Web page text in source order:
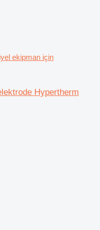
ekipman için
Hypertherm